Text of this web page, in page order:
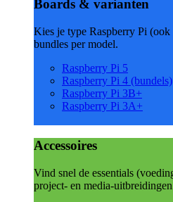
Boards & varianten
Kies je type Raspberry Pi
bundles per model.
Raspberry Pi 5
Raspberry Pi 4 (bundels)
Raspberry Pi 3B+
Raspberry Pi 3A+
Accessoires
Vind snel de essentials
project- en media-